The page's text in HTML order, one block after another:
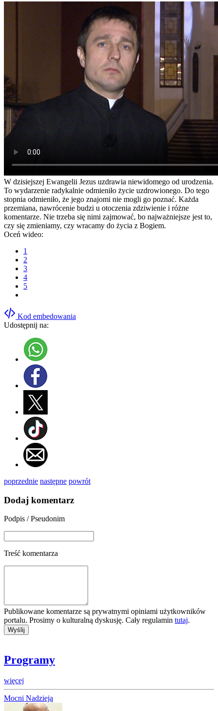
W dzisiejszej Ewangelii Jezus uzdrawia niewidomego od urodzenia.
To wydarzenie radykalnie odmieniło życie uzdrowionego. Do tego
stopnia odmieniło, że jego znajomi nie mogli go poznać. Każda
przemiana, nawrócenie budzi u otoczenia zdziwienie i różne
komentarze. Nie trzeba się nimi zajmować, bo najważniejsze jest to,
czy się zmieniamy, czy wracamy do życia z Bogiem.
Oceń wideo:
1
2
3
4
5
Kod embedowania
Udostępnij na:
poprzednie następne powrót
Dodaj komentarz
Podpis / Pseudonim
Treść komentarza
Publikowane komentarze są prywatnymi opiniami użytkowników
portalu. Prosimy o kulturalną dyskusję. Cały regulamin tutaj.
Programy
więcej
Mocni Nadzieją